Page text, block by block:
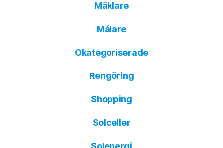
Mäklare
Målare
Okategoriserade
Rengöring
Shopping
Solceller
Solenergi